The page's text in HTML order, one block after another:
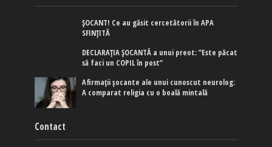
ȘOCANT! Ce au găsit cercetătorii în APA
SFINȚITĂ
DECLARAȚIA ȘOCANTĂ a unui preot: ”Este păcat
să faci un COPIL în post”
Afirmaţii şocante ale unui cunoscut neurolog:
A comparat religia cu o boală mintală
Contact